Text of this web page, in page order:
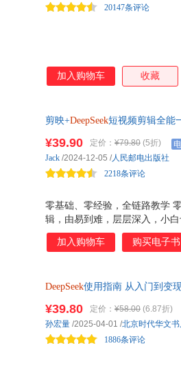
20147条评论
加入购物车 收藏
剪映+DeepSeek短视频剪辑全能
战指南
零基础、零经验，全链路教学
辑，由易到难，层层深入，小
剪，轻松上手 全链路教学：从
具，实现爆款视频快速生成。
榜；1条视频自然流带货商品交
视频基因密码。 超高附加值，
姆级视频实战教学，新手也能
课，六大黄金赛道变现指南。
¥39.90 定价： ¥79.80 (5折)
2218条评论
Jack /2024-12-05 /人民邮电出版社
加入购物车 购买电子书
DeepSeek使用指南 从入门到变
¥39.80 定价： ¥58.00 (6.87折)
1886条评论
孙宏量 /2025-04-01 /北京时代华文